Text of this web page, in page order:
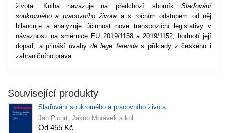
života. Kniha navazuje na předchozí sborník Slaďování
soukromého a pracovního života a s ročním odstupem od něj
bilancuje a analyzuje účinnost nové transpoziční legislativy v
návaznosti na směrnice EU 2019/1158 a 2019/1152, hodnotí její
dopad, a přináší úvahy de lege ferendas příklady z českého i
zahraničního práva.
Související produkty
Slaďování soukromého a pracovního života
Jan Pichrt, Jakub Morávek a kol.
Od 455 Kč